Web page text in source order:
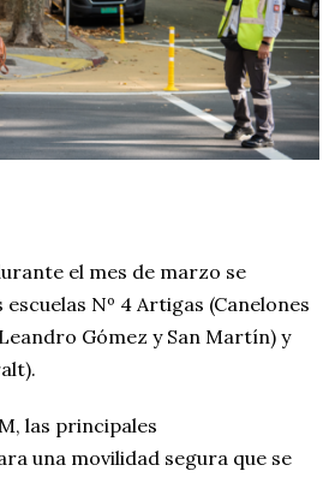
el mes de marzo se
Nº 4 Artigas (Canelones
Gómez y San Martín) y
las principales
una movilidad segura que se